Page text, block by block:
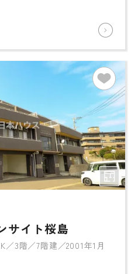
サイト桜島
3階／7階建／2001年1月